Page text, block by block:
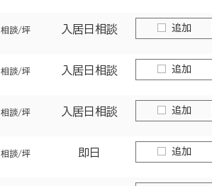
相談/坪 入居日相談 追加
相談/坪 入居日相談 追加
相談/坪 入居日相談 追加
相談/坪 即日 追加